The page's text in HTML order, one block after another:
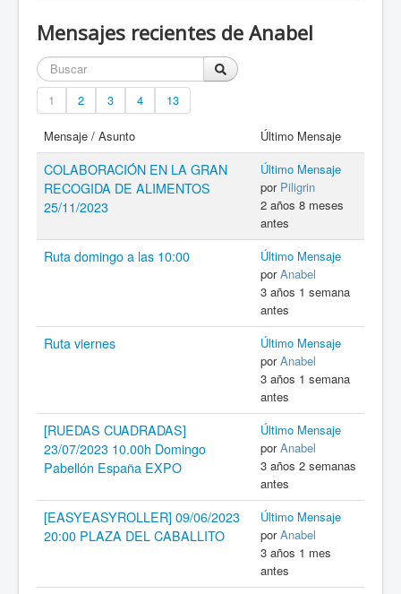
Mensajes recientes de Anabel
1 2 3 4 13
Mensaje / Asunto Último Mensaje
COLABORACIÓN EN LA GRAN
RECOGIDA DE ALIMENTOS
25/11/2023
Último Mensaje
por Piligrin
2 años 8 meses
antes
Ruta domingo a las 10:00
Último Mensaje
porAnabel
3 años 1 semana
antes
Ruta viernes
Último Mensaje
porAnabel
3 años 1 semana
antes
[RUEDAS CUADRADAS]
23/07/2023 10.00h Domingo
Pabellón España EXPO
Último Mensaje
porAnabel
3 años 2 semanas
antes
[EASYEASYROLLER] 09/06/2023
20:00 PLAZA DEL CABALLITO
Último Mensaje
porAnabel
3 años 1 mes
antes